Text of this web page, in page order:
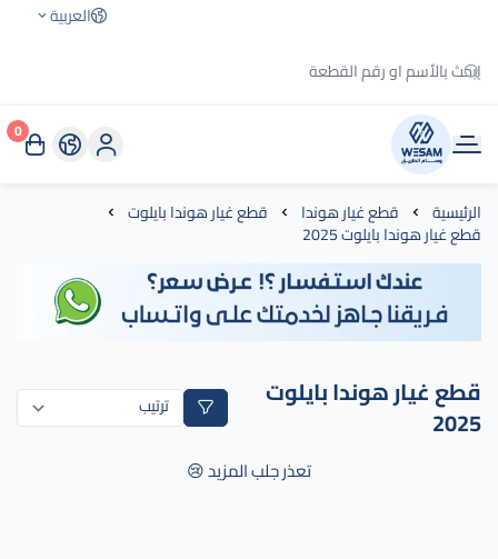
العربية
وسام الطريق
0
الرئيسية قطع غيار هوندا قطع غيار هوندا بايلوت
قطع غيار هوندا بايلوت 2025
قطع غيار هوندا بايلوت
2025
تعذر جلب المزيد 😢